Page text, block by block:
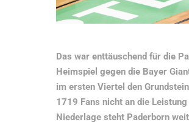
Das war enttäuschend für die
Heimspiel gegen die Bayer
im ersten Viertel den
1719 Fans nicht an die
Niederlage steht Paderborn